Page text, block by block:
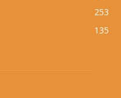
253
135